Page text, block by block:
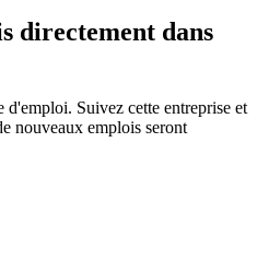
directement dans
Suivez cette entreprise et
nouveaux emplois seront